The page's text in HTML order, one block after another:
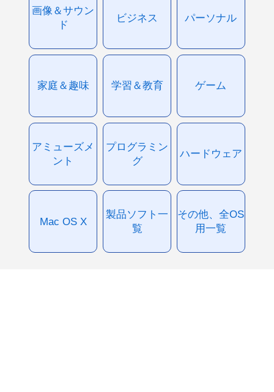
画像＆サウン
ド
ビジネス パーソナル
家庭＆趣味 学習＆教育 ゲーム
アミューズメ
ント
プログラミン
グ
ハードウェア
Mac OS X
製品ソフト一
覧
その他、全OS
用一覧